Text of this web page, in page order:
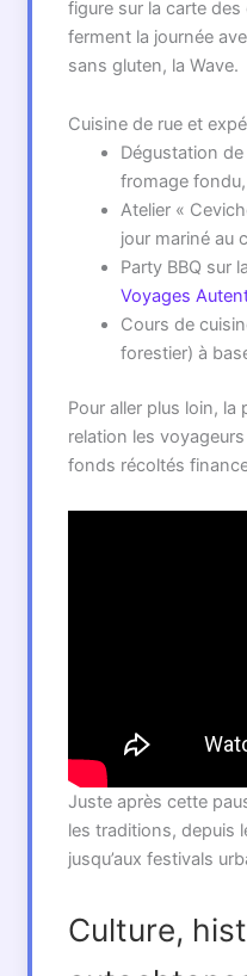
figure sur la carte
ferment la journée
sans gluten, la Wave.
Cuisine de rue et
Dégustation de
fromage
Atelier «
jour mariné au
Party BBQ sur
Voyages
Cours de
forestier) à
Pour aller plus loin, la
relation les
fonds récoltés
Juste après cette
les traditions, depuis
jusqu’aux festivals
Culture,